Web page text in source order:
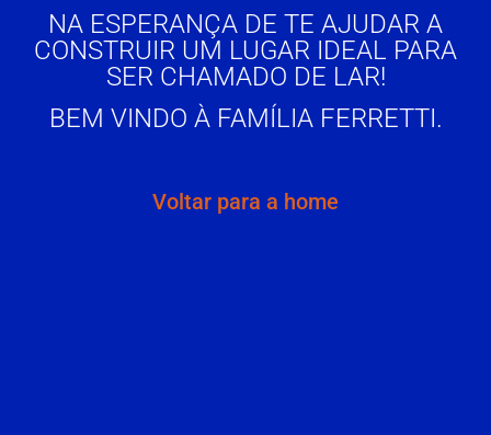
NA ESPERANÇA DE TE AJUDAR A
CONSTRUIR UM LUGAR IDEAL PARA
SER CHAMADO DE LAR!
BEM VINDO À FAMÍLIA FERRETTI.
Voltar para a home